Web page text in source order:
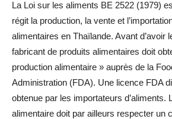
La Loi sur les aliments BE 2522 (1979)
régit la production, la vente et
alimentaires en Thaïlande. Avant d’avoir
fabricant de produits alimentaires doit
production alimentaire » auprès de la
Administration (FDA). Une licence FDA
obtenue par les importateurs d’aliments.
alimentaire doit par ailleurs respecter un